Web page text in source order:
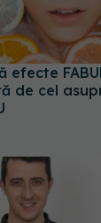
efecte
de cel